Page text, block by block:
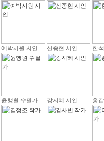
예박시원 시인 신종현 시인 한
윤행원 수필가 강지혜 시인 홍